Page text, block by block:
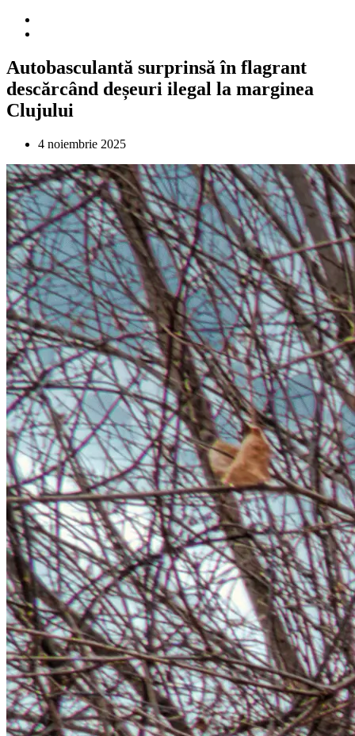
Autobasculantă surprinsă în flagrant
descărcând deșeuri ilegal la marginea
Clujului
4 noiembrie 2025